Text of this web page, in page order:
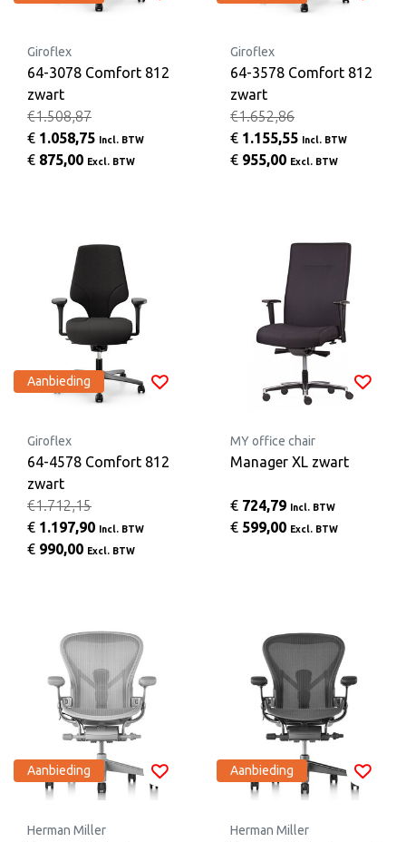
Giroflex
64-3078 Comfort 812
zwart
€1.508,87
€ 1.058,75 Incl. BTW
€ 875,00 Excl. BTW
Giroflex
64-3578 Comfort 812
zwart
€1.652,86
€ 1.155,55 Incl. BTW
€ 955,00 Excl. BTW
Aanbieding
Giroflex
64-4578 Comfort 812
zwart
€1.712,15
€ 1.197,90 Incl. BTW
€ 990,00 Excl. BTW
MY office chair
Manager XL zwart
€ 724,79 Incl. BTW
€ 599,00 Excl. BTW
Aanbieding
Herman Miller
Aanbieding
Herman Miller